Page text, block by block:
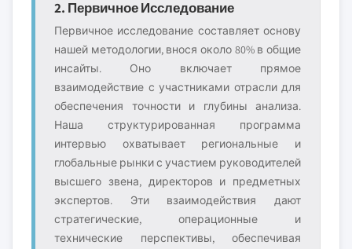
2. Первичное Исследование
Первичное исследование составляет основу
нашей методологии, внося около 80% в общие
инсайты. Оно включает прямое
взаимодействие с участниками отрасли для
обеспечения точности и глубины анализа.
Наша структурированная программа
интервью охватывает региональные и
глобальные рынки с участием руководителей
высшего звена, директоров и предметных
экспертов. Эти взаимодействия дают
стратегические, операционные и
технические перспективы, обеспечивая